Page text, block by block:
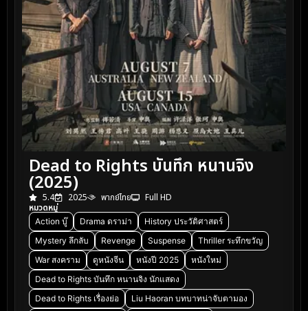
Dead to Rights บันทึก หนานจิง
(2025)
5.4 2025 พากย์ไทย
Full HD
หมวดหมู่
Action บู๊ Drama ดราม่า
History ประวัติศาสตร์
Mystery ลึกลับ
Revenge Suspense
Thriller ระทึกขวัญ
War สงคราม
ดูหนังจีน หนังปี 2025
หนังใหม่
Dead to Rights บันทึก หนานจิง นักแสดง
Dead to Rights เรื่องย่อ
Liu Haoran บทบาทน่าจับตามอง